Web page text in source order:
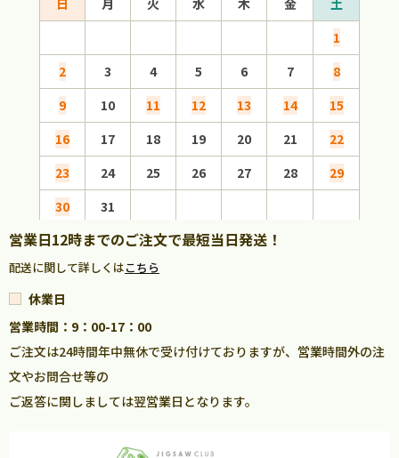
1
2
3 4 5 6 7
8
9
10 11 12 13 14
15
16
17 18 19 20 21
22
23
24 25 26 27 28
29
30
31
営業日12時までのご注文で最短当日発送！
配送に関して詳しくはこちら
休業日
営業時間：9：00-17：00
ご注文は24時間年中無休で受け付けておりますが、営業時間外の注
文やお問合せ等の
ご返答に関しましては翌営業日となります。